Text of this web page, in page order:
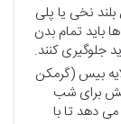
نخی یا پلی
باید تمام بدن
جلوگیری کنند.
بیس (گرمکن
برای شب
دهد تا با